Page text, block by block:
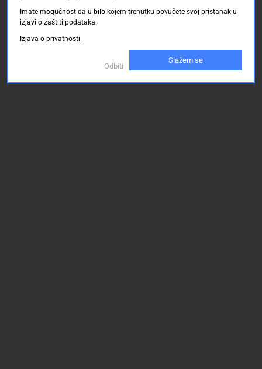
Imate mogućnost da u bilo kojem trenutku povučete svoj pristanak u
izjavi o zaštiti podataka.
Izjava o privatnosti
Odbiti
Slažem se